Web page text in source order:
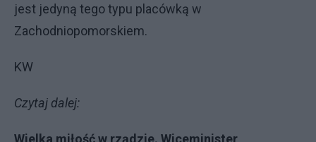
jest jedyną tego typu placówką w
Zachodniopomorskiem.
KW
Czytaj dalej:
Wielka miłość w rządzie. Wiceminister